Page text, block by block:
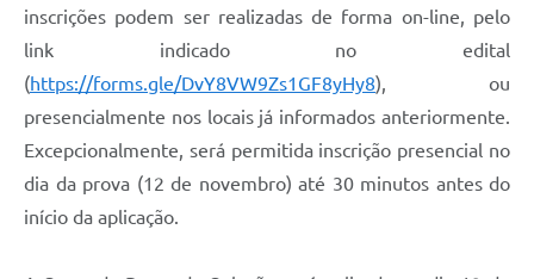
inscrições podem ser realizadas de forma on-line, pelo
link indicado no edital
(https://forms.gle/DvY8VW9Zs1GF8yHy8), ou
presencialmente nos locais já informados anteriormente.
Excepcionalmente, será permitida inscrição presencial no
dia da prova (12 de novembro) até 30 minutos antes do
início da aplicação.